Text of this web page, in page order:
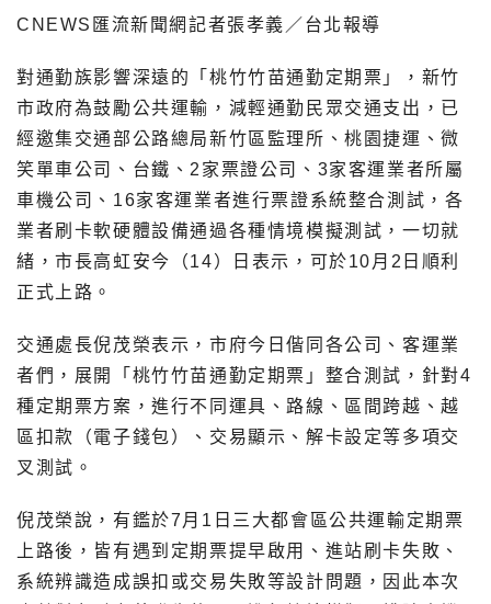
CNEWS匯流新聞網記者張孝義／台北報導
對通勤族影響深遠的「桃竹竹苗通勤定期票」，新竹
市政府為鼓勵公共運輸，減輕通勤民眾交通支出，已
經邀集交通部公路總局新竹區監理所、桃園捷運、微
笑單車公司、台鐵、2家票證公司、3家客運業者所屬
車機公司、16家客運業者進行票證系統整合測試，各
業者刷卡軟硬體設備通過各種情境模擬測試，一切就
緒，市長高虹安今（14）日表示，可於10月2日順利
正式上路。
交通處長倪茂榮表示，市府今日偕同各公司、客運業
者們，展開「桃竹竹苗通勤定期票」整合測試，針對4
種定期票方案，進行不同運具、路線、區間跨越、越
區扣款（電子錢包）、交易顯示、解卡設定等多項交
叉測試。
倪茂榮說，有鑑於7月1日三大都會區公共運輸定期票
上路後，皆有遇到定期票提早啟用、進站刷卡失敗、
系統辨識造成誤扣或交易失敗等設計問題，因此本次